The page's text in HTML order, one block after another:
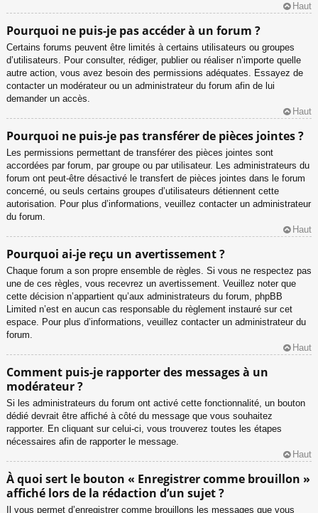
Haut
Pourquoi ne puis-je pas accéder à un forum ?
Certains forums peuvent être limités à certains utilisateurs ou groupes
d’utilisateurs. Pour consulter, rédiger, publier ou réaliser n’importe quelle
autre action, vous avez besoin des permissions adéquates. Essayez de
contacter un modérateur ou un administrateur du forum afin de lui
demander un accès.
Haut
Pourquoi ne puis-je pas transférer de pièces jointes ?
Les permissions permettant de transférer des pièces jointes sont
accordées par forum, par groupe ou par utilisateur. Les administrateurs du
forum ont peut-être désactivé le transfert de pièces jointes dans le forum
concerné, ou seuls certains groupes d’utilisateurs détiennent cette
autorisation. Pour plus d’informations, veuillez contacter un administrateur
du forum.
Haut
Pourquoi ai-je reçu un avertissement ?
Chaque forum a son propre ensemble de règles. Si vous ne respectez pas
une de ces règles, vous recevrez un avertissement. Veuillez noter que
cette décision n’appartient qu’aux administrateurs du forum, phpBB
Limited n’est en aucun cas responsable du règlement instauré sur cet
espace. Pour plus d’informations, veuillez contacter un administrateur du
forum.
Haut
Comment puis-je rapporter des messages à un
modérateur ?
Si les administrateurs du forum ont activé cette fonctionnalité, un bouton
dédié devrait être affiché à côté du message que vous souhaitez
rapporter. En cliquant sur celui-ci, vous trouverez toutes les étapes
nécessaires afin de rapporter le message.
Haut
À quoi sert le bouton « Enregistrer comme brouillon »
affiché lors de la rédaction d’un sujet ?
Il vous permet d’enregistrer comme brouillons les messages que vous